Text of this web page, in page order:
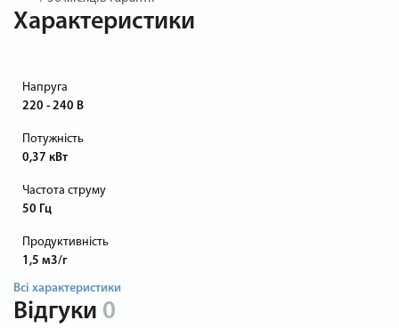
Характеристики
Напруга
220 - 240 В
Потужність
0,37 кВт
Частота струму
50 Гц
Продуктивність
1,5 м3/г
Всі характеристики
Відгуки 0